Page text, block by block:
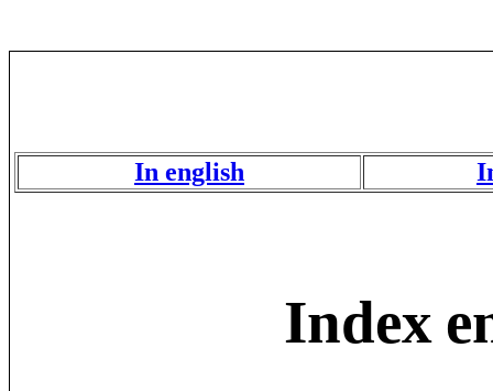
In english
Index